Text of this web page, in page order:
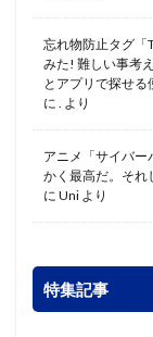
忘れ物防止タグ「
みた! 難しい事考
とアプリで探せる
に
より
アニメ「サイバー
かく最高だ。それ
に Uni より
特集記事